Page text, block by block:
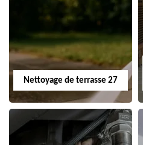
Nettoyage de terrasse 27